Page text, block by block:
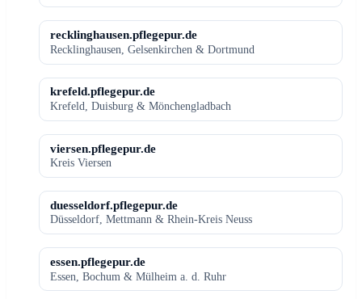
recklinghausen.pflegepur.de
Recklinghausen, Gelsenkirchen & Dortmund
krefeld.pflegepur.de
Krefeld, Duisburg & Mönchengladbach
viersen.pflegepur.de
Kreis Viersen
duesseldorf.pflegepur.de
Düsseldorf, Mettmann & Rhein-Kreis Neuss
essen.pflegepur.de
Essen, Bochum & Mülheim a. d. Ruhr